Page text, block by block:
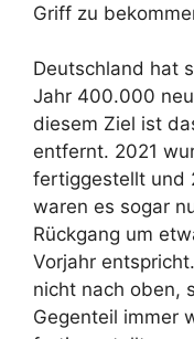
Griff zu
Deutschland hat
Jahr 400.000
diesem Ziel ist
entfernt. 2021
fertiggestellt und
waren es sogar
Rückgang um
Vorjahr
nicht nach oben,
Gegenteil immer